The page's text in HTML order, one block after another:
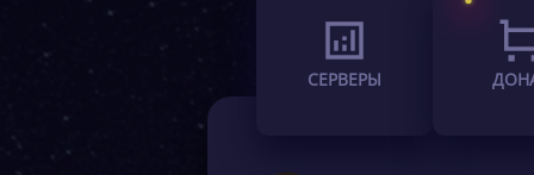
СЕРВЕРЫ